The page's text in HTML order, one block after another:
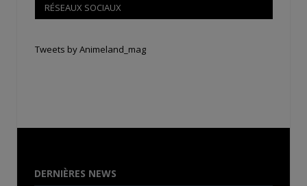
RÉSEAUX SOCIAUX
Tweets by Animeland_mag
DERNIÈRES NEWS